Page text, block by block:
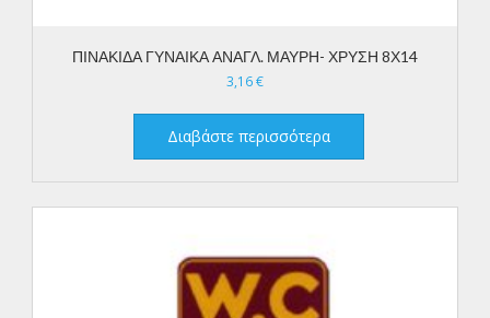
ΠΙΝΑΚΙΔΑ ΓΥΝΑΙΚΑ ΑΝΑΓΛ. ΜΑΥΡΗ- ΧΡΥΣΗ 8Χ14
3,16€
Διαβάστε περισσότερα